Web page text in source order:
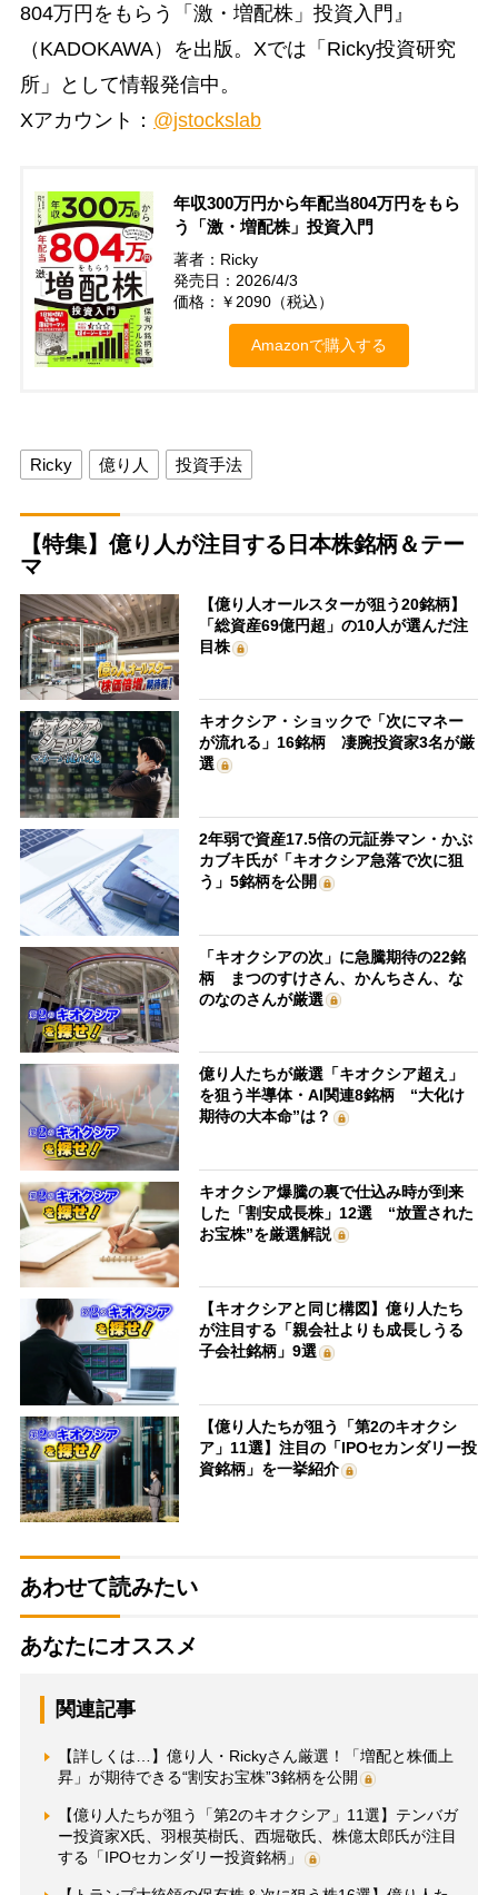
804万円をもらう「激・増配株」投資入門』
（KADOKAWA）を出版。Xでは「Ricky投資研究
所」として情報発信中。
Xアカウント： @jstockslab
年収300万円から年配当804万円をもら
う「激・増配株」投資入門
著者：Ricky
発売日：2026/4/3
価格：￥2090（税込）
Amazonで購入する
Ricky 億り人 投資手法
【特集】億り人が注目する日本株銘柄＆テー
マ
【億り人オールスターが狙う20銘柄】
「総資産69億円超」の10人が選んだ注
目株
キオクシア・ショックで「次にマネー
が流れる」16銘柄 凄腕投資家3名が厳
選
2年弱で資産17.5倍の元証券マン・かぶ
カブキ氏が「キオクシア急落で次に狙
う」5銘柄を公開
「キオクシアの次」に急騰期待の22銘
柄 まつのすけさん、かんちさん、な
のなのさんが厳選
億り人たちが厳選「キオクシア超え」
を狙う半導体・AI関連8銘柄 “大化け
期待の大本命”は？
キオクシア爆騰の裏で仕込み時が到来
した「割安成長株」12選 “放置された
お宝株”を厳選解説
【キオクシアと同じ構図】億り人たち
が注目する「親会社よりも成長しうる
子会社銘柄」9選
【億り人たちが狙う「第2のキオクシ
ア」11選】注目の「IPOセカンダリー投
資銘柄」を一挙紹介
あわせて読みたい
あなたにオススメ
関連記事
【詳しくは…】億り人・Rickyさん厳選！「増配と株価上
昇」が期待できる“割安お宝株”3銘柄を公開
【億り人たちが狙う「第2のキオクシア」11選】テンバガ
ー投資家X氏、羽根英樹氏、西堀敬氏、株億太郎氏が注目
する「IPOセカンダリー投資銘柄」